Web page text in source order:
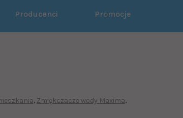
Producenci Promocje
Zmiękczacze wody Maxima